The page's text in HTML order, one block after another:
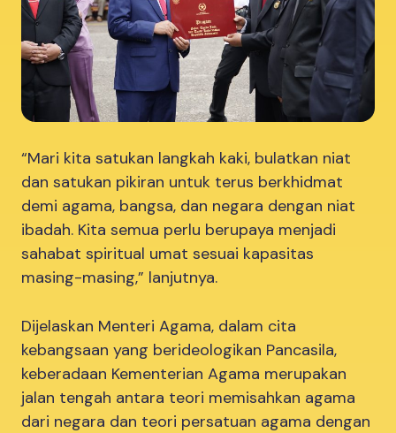
“Mari kita satukan langkah kaki, bulatkan niat
dan satukan pikiran untuk terus berkhidmat
demi agama, bangsa, dan negara dengan niat
ibadah. Kita semua perlu berupaya menjadi
sahabat spiritual umat sesuai kapasitas
masing-masing,” lanjutnya.
Dijelaskan Menteri Agama, dalam cita
kebangsaan yang berideologikan Pancasila,
keberadaan Kementerian Agama merupakan
jalan tengah antara teori memisahkan agama
dari negara dan teori persatuan agama dengan